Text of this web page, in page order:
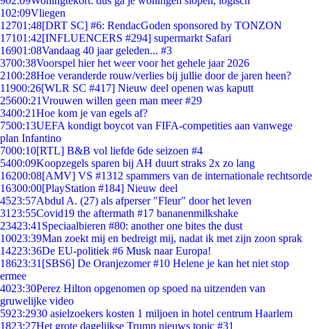
102:09Vliegen
12701:48[DRT SC] #6: RendacGoden sponsored by TONZON
17101:42[INFLUENCERS #294] supermarkt Safari
16901:08Vandaag 40 jaar geleden... #3
3700:38Voorspel hier het weer voor het gehele jaar 2026
2100:28Hoe veranderde rouw/verlies bij jullie door de jaren heen?
11900:26[WLR SC #417] Nieuw deel openen was kaputt
25600:21Vrouwen willen geen man meer #29
3400:21Hoe kom je van egels af?
7500:13UEFA kondigt boycot van FIFA-competities aan vanwege
plan Infantino
7000:10[RTL] B&B vol liefde 6de seizoen #4
5400:09Koopzegels sparen bij AH duurt straks 2x zo lang
16200:08[AMV] VS #1312 spammers van de internationale rechtsorde
16300:00[PlayStation #184] Nieuw deel
4523:57Abdul A. (27) als afperser "Fleur" door het leven
31 23:55Covid19 the aftermath #17 bananenmilkshake
23423:41 Speciaalbieren #80: another one bites the dust
10023:39Man zoekt mij en bedreigt mij, nadat ik met zijn zoon sprak
14223:36De EU-politiek #6 Musk naar Europa!
18623:31 [SBS6] De Oranjezomer #10 Helene je kan het niet stop
ermee
4023:30Perez Hilton opgenomen op spoed na uitzenden van
gruwelijke video
5923:2930 asielzoekers kosten 1 miljoen in hotel centrum Haarlem
1823:27Het grote dagelijkse Trump nieuws topic #31